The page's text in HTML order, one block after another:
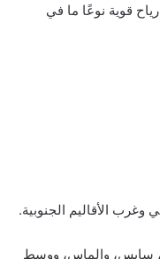
قوية نوعًا ما في
الغرب، سايس، والماس، ووسط